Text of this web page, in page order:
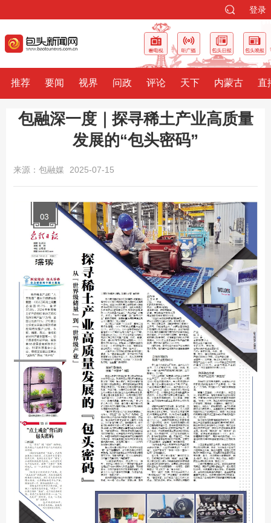
登录
推荐 要闻 视界 问政 评论 天下 内蒙古 直
包融深一度｜探寻稀土产业高质量
发展的“包头密码”
来源：包融媒 2025-07-15